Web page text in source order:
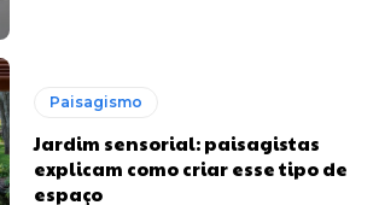
Paisagismo
Jardim sensorial: paisagistas
explicam como criar esse tipo de
espaço